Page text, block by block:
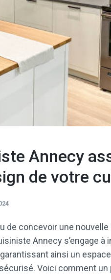
Annecy
de votre
de concevoir une
Annecy s’engage à
ainsi un
Voici comment un